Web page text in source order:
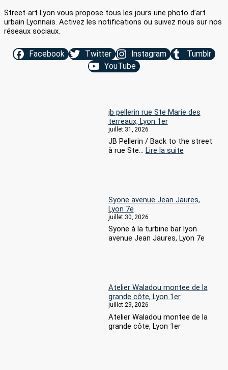
Street-art Lyon vous propose tous les jours une photo d’art
urbain Lyonnais. Activez les notifications ou suivez nous sur nos
réseaux sociaux.
Facebook Twitter Instagram
Tumblr
YouTube
jb pellerin rue Ste Marie des
terreaux, Lyon 1er
juillet 31, 2026
JB Pellerin / Back to the street
à rue Ste… Lire la suite:
des
1er
Syone avenue Jean Jaures,
Lyon 7e
juillet 30, 2026
Syone à la turbine bar lyon
avenue Jean Jaures, Lyon 7e
Atelier Waladou montee de la
grande côte, Lyon 1er
juillet 29, 2026
Atelier Waladou montee de la
grande côte, Lyon 1er